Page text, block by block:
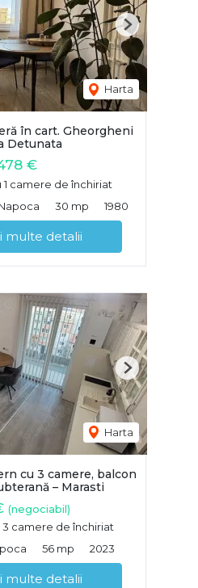
Harta
Next
în cart. Gheorgheni
Detunata
€
camere de închiriat
30 mp 1980
multe detalii
Harta
Next
cu 3 camere, balcon
– Marasti
(negociabil)
camere de închiriat
56 mp 2023
multe detalii